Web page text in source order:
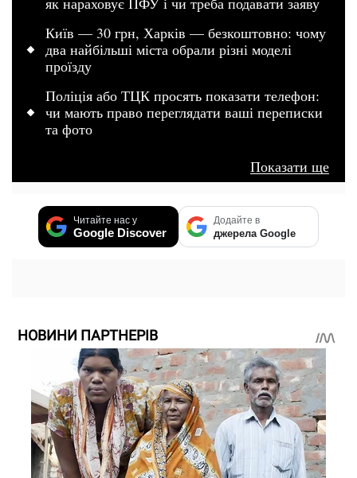
Київ — 30 грн, Харків — безкоштовно: чому
два найбільші міста обрали різні моделі
проїзду
Поліція або ТЦК просять показати телефон:
чи мають право переглядати ваші переписки
та фото
Показати ще
Читайте нас у
Google Discover
Додайте в
джерела Google
НОВИНИ ПАРТНЕРІВ